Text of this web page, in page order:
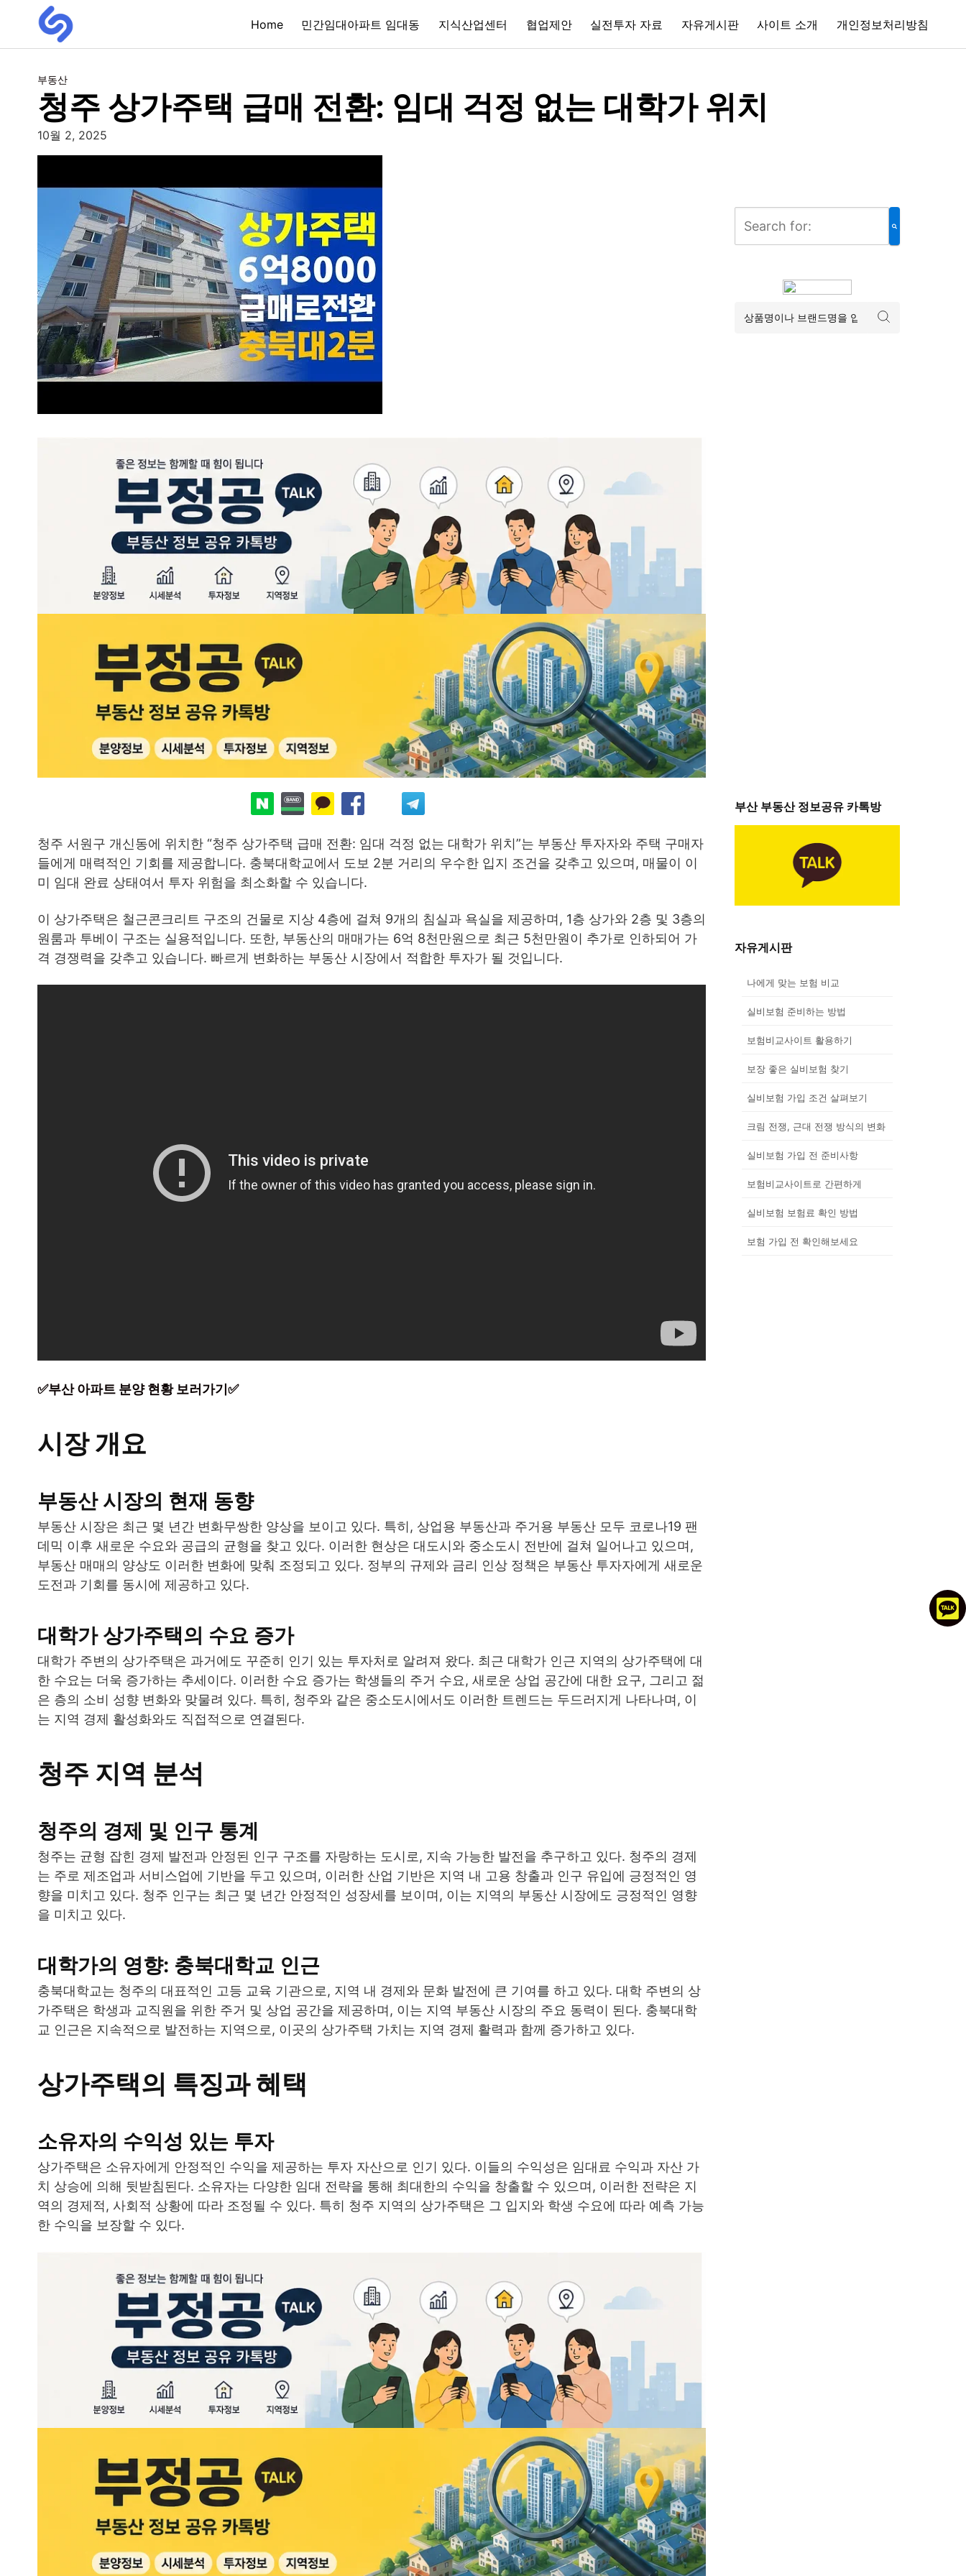
Home 민간임대아파트 임대동 지식산업센터 협업제안 실전투자 자료 자유게시판 사이트 소개 개인정보처리방침
부동산
청주 상가주택 급매 전환: 임대 걱정 없는 대학가 위치
10월 2, 2025
청주 서원구 개신동에 위치한 “청주 상가주택 급매 전환: 임대 걱정 없는 대학가 위치”는 부동산 투자자와 주택 구매자
들에게 매력적인 기회를 제공합니다. 충북대학교에서 도보 2분 거리의 우수한 입지 조건을 갖추고 있으며, 매물이 이
미 임대 완료 상태여서 투자 위험을 최소화할 수 있습니다.
이 상가주택은 철근콘크리트 구조의 건물로 지상 4층에 걸쳐 9개의 침실과 욕실을 제공하며, 1층 상가와 2층 및 3층의
원룸과 투베이 구조는 실용적입니다. 또한, 부동산의 매매가는 6억 8천만원으로 최근 5천만원이 추가로 인하되어 가
격 경쟁력을 갖추고 있습니다. 빠르게 변화하는 부동산 시장에서 적합한 투자가 될 것입니다.
✅부산 아파트 분양 현황 보러가기✅
시장 개요
부동산 시장의 현재 동향
부동산 시장은 최근 몇 년간 변화무쌍한 양상을 보이고 있다. 특히, 상업용 부동산과 주거용 부동산 모두 코로나19 팬
데믹 이후 새로운 수요와 공급의 균형을 찾고 있다. 이러한 현상은 대도시와 중소도시 전반에 걸쳐 일어나고 있으며,
부동산 매매의 양상도 이러한 변화에 맞춰 조정되고 있다. 정부의 규제와 금리 인상 정책은 부동산 투자자에게 새로운
도전과 기회를 동시에 제공하고 있다.
대학가 상가주택의 수요 증가
대학가 주변의 상가주택은 과거에도 꾸준히 인기 있는 투자처로 알려져 왔다. 최근 대학가 인근 지역의 상가주택에 대
한 수요는 더욱 증가하는 추세이다. 이러한 수요 증가는 학생들의 주거 수요, 새로운 상업 공간에 대한 요구, 그리고 젊
은 층의 소비 성향 변화와 맞물려 있다. 특히, 청주와 같은 중소도시에서도 이러한 트렌드는 두드러지게 나타나며, 이
는 지역 경제 활성화와도 직접적으로 연결된다.
청주 지역 분석
청주의 경제 및 인구 통계
청주는 균형 잡힌 경제 발전과 안정된 인구 구조를 자랑하는 도시로, 지속 가능한 발전을 추구하고 있다. 청주의 경제
는 주로 제조업과 서비스업에 기반을 두고 있으며, 이러한 산업 기반은 지역 내 고용 창출과 인구 유입에 긍정적인 영
향을 미치고 있다. 청주 인구는 최근 몇 년간 안정적인 성장세를 보이며, 이는 지역의 부동산 시장에도 긍정적인 영향
을 미치고 있다.
대학가의 영향: 충북대학교 인근
충북대학교는 청주의 대표적인 고등 교육 기관으로, 지역 내 경제와 문화 발전에 큰 기여를 하고 있다. 대학 주변의 상
가주택은 학생과 교직원을 위한 주거 및 상업 공간을 제공하며, 이는 지역 부동산 시장의 주요 동력이 된다. 충북대학
교 인근은 지속적으로 발전하는 지역으로, 이곳의 상가주택 가치는 지역 경제 활력과 함께 증가하고 있다.
상가주택의 특징과 혜택
소유자의 수익성 있는 투자
상가주택은 소유자에게 안정적인 수익을 제공하는 투자 자산으로 인기 있다. 이들의 수익성은 임대료 수익과 자산 가
치 상승에 의해 뒷받침된다. 소유자는 다양한 임대 전략을 통해 최대한의 수익을 창출할 수 있으며, 이러한 전략은 지
역의 경제적, 사회적 상황에 따라 조정될 수 있다. 특히 청주 지역의 상가주택은 그 입지와 학생 수요에 따라 예측 가능
한 수익을 보장할 수 있다.
부산 부동산 정보공유 카톡방
자유게시판
나에게 맞는 보험 비교
실비보험 준비하는 방법
보험비교사이트 활용하기
보장 좋은 실비보험 찾기
실비보험 가입 조건 살펴보기
크림 전쟁, 근대 전쟁 방식의 변화
실비보험 가입 전 준비사항
보험비교사이트로 간편하게
실비보험 보험료 확인 방법
보험 가입 전 확인해보세요